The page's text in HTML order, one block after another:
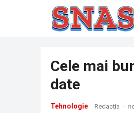
Cele mai
date
Tehnologie Redacția ·